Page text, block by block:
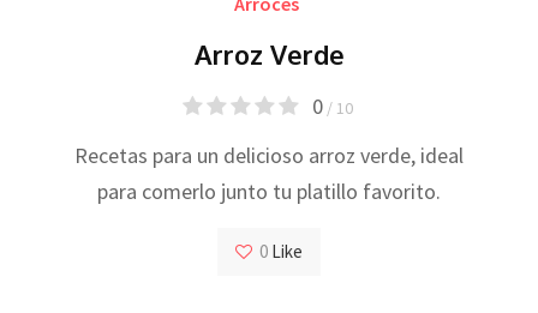
Arroz Verde
0/ 10
Recetas para un delicioso arroz verde, ideal
para comerlo junto tu platillo favorito.
0 Like